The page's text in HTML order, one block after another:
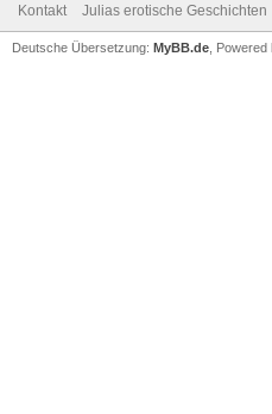
Kontakt Julias erotische Geschichten
Deutsche Übersetzung: MyBB.de , Powered